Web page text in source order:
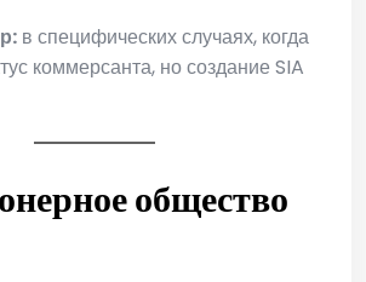
в специфических случаях, когда
коммерсанта, но создание SIA
общество